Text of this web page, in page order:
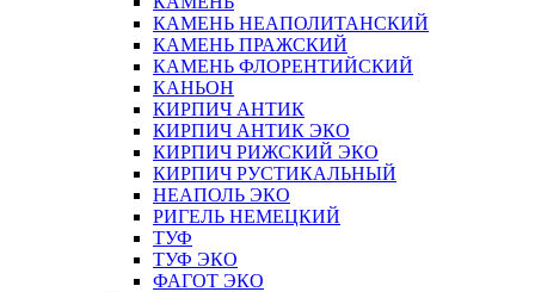
КАМЕНЬ НЕАПОЛИТАНСКИЙ
КАМЕНЬ ПРАЖСКИЙ
КАМЕНЬ ФЛОРЕНТИЙСКИЙ
КАНЬОН
КИРПИЧ АНТИК
КИРПИЧ АНТИК ЭКО
КИРПИЧ РИЖСКИЙ ЭКО
КИРПИЧ РУСТИКАЛЬНЫЙ
НЕАПОЛЬ ЭКО
РИГЕЛЬ НЕМЕЦКИЙ
ТУФ
ТУФ ЭКО
ФАГОТ ЭКО